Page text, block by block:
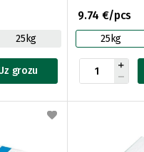
25kg
grozu
9.74 €/pcs
25kg